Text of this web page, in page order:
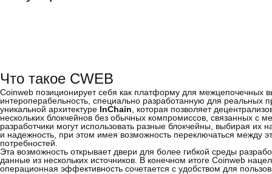
Что такое CWEB
Coinweb позиционирует себя как платформу для межцепочечных
интероперабельность, специально разработанную для реальных
уникальной архитектуре InChain , которая позволяет
нескольких блокчейнов без обычных компромиссов, связанных с
разработчики могут использовать разные блокчейны, выбирая их
и надежность, при этом имея возможность переключаться между
потребностей.
Эта возможность открывает двери для более гибкой среды
данные из нескольких источников. В конечном итоге Coinweb
операционная эффективность сочетается с удобством для